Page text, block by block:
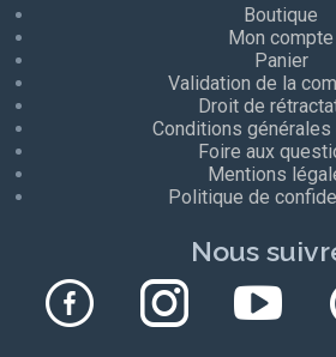
Boutique
Mon compte
Panier
Validation de la
Droit de
Conditions générales
Foire aux
Mentions
Politique de
Nous